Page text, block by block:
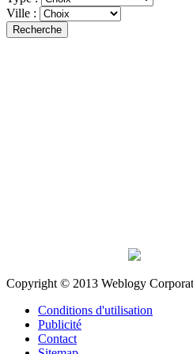
Ville :
Recherche
Copyright © 2013 Weblogy
Conditions d'utilisation
Publicité
Contact